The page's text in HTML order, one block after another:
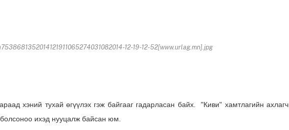
12-19-12-52[www.urlag.mn].jpg
хэний тухай өгүүлэх гэж байгааг гадарласан байх. "Киви" хамтлагийн ахлагч
ихэд нууцалж байсан юм.